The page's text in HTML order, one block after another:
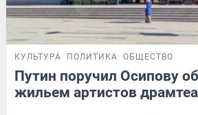
КУЛЬТУРА ПОЛИТИКА ОБЩЕСТВО
Путин поручил Осипову
жильем артистов